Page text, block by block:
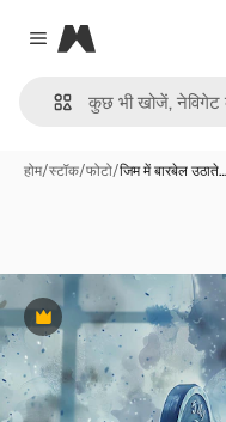
Close menu
Magnific
होम/स्टॉक/फोटो/जिम में बारबेल उठाते…
Premium